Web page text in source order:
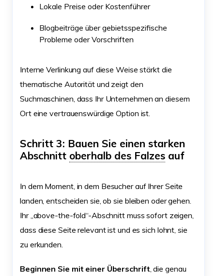
Lokale Preise oder Kostenführer
Blogbeiträge über gebietsspezifische
Probleme oder Vorschriften
Interne Verlinkung auf diese Weise stärkt die
thematische Autorität und zeigt den
Suchmaschinen, dass Ihr Unternehmen an diesem
Ort eine vertrauenswürdige Option ist.
Schritt 3: Bauen Sie einen starken
Abschnitt oberhalb des Falzes auf
In dem Moment, in dem Besucher auf Ihrer Seite
landen, entscheiden sie, ob sie bleiben oder gehen.
Ihr „above-the-fold“-Abschnitt muss sofort zeigen,
dass diese Seite relevant ist und es sich lohnt, sie
zu erkunden.
Beginnen Sie mit einer Überschrift, die genau